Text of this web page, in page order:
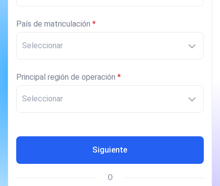
País de matriculación *
Seleccionar
Principal región de operación *
Seleccionar
Siguiente
O